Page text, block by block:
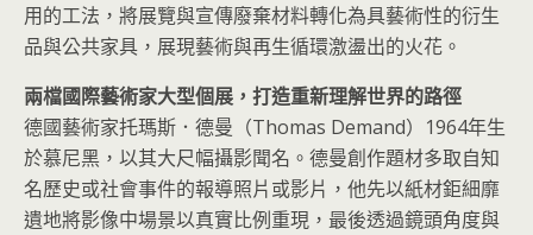
用的工法，將展覽與宣傳廢棄材料轉化為具藝術性的衍生
品與公共家具，展現藝術與再生循環激盪出的火花。
兩檔國際藝術家大型個展，打造重新理解世界的路徑
德國藝術家托瑪斯．德曼（Thomas Demand）1964年生
於慕尼黑，以其大尺幅攝影聞名。德曼創作題材多取自知
名歷史或社會事件的報導照片或影片，他先以紙材鉅細靡
遺地將影像中場景以真實比例重現，最後透過鏡頭角度與